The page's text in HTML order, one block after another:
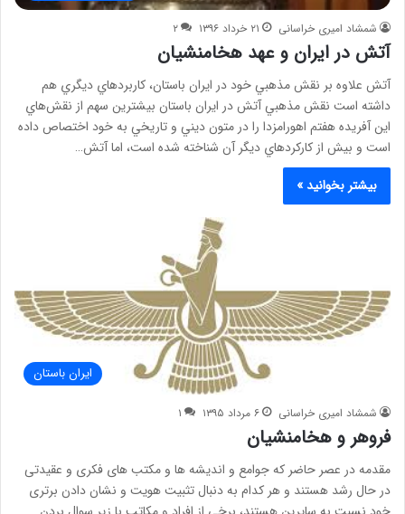
شمشاد امیری خراسانی ۲۱ خرداد ۱۳۹۶ ۲
آتش در ایران و عهد هخامنشيان
آتش علاوه بر نقش مذهبي خود در ايران باستان، كاربردهاي ديگري هم
داشته است نقش مذهبي آتش در ايران باستان بيشترين سهم از نقش‌هاي
اين آفريده هفتم اهورامزدا را در متون ديني و تاريخي به خود اختصاص داده
است و بيش از كاركردهاي ديگر آن شناخته شده است، اما آتش…
بیشتر بخوانید »
ایران باستان
شمشاد امیری خراسانی ۶ مرداد ۱۳۹۵ ۱
فروهر و هخامنشیان
مقدمه در عصر حاضر که جوامع و اندیشه ها و مکتب های فکری و عقیدتی
در حال رشد هستند و هر کدام به دنبال تثبیت هویت و نشان دادن برتری